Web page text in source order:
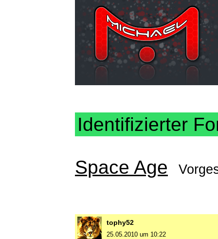
Identifizierter
Space Age
tophy52
25.05.2010 um 10:22